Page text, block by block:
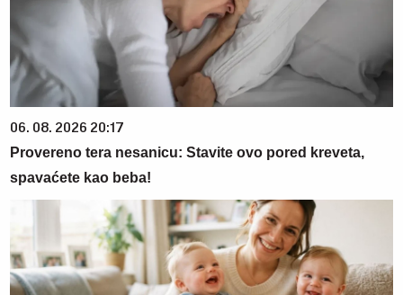
06. 08. 2026 20:17
Provereno tera nesanicu: Stavite ovo pored kreveta,
spavaćete kao beba!